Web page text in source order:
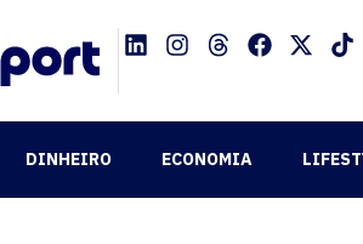
DINHEIRO ECONOMIA